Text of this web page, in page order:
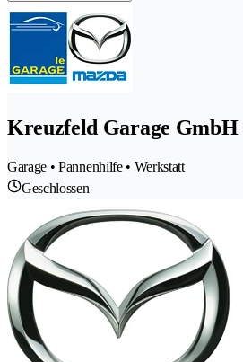
Kreuzfeld Garage GmbH
Garage • Pannenhilfe • Werkstatt
Geschlossen